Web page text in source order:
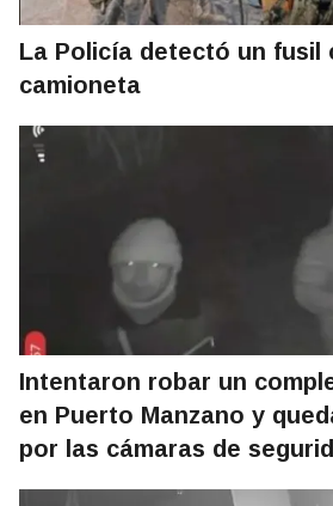
La Policía detectó un fusil
camioneta
Intentaron robar un
en Puerto Manzano y
por las cámaras de